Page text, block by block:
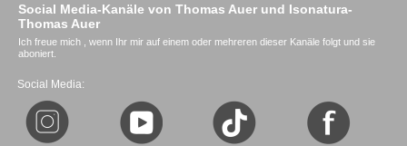
Social Media-Kanäle von Thomas Auer und Isonatura-
Thomas Auer
Ich freue mich , wenn Ihr mir auf einem oder mehreren dieser Kanäle folgt und sie
aboniert.
Social Media: